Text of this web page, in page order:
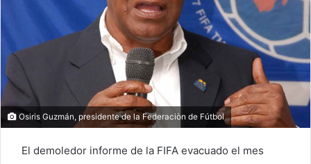
Osiris Guzmán, presidente de la Federaciòn de Fútbol
El demoledor informe de la FIFA evacuado el mes